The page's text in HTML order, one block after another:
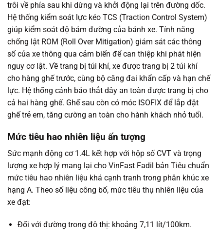
trôi về phía sau khi dừng và khởi động lại trên đường dốc.
Hệ thống kiểm soát lực kéo TCS (Traction Control System)
giúp kiểm soát độ bám đường của bánh xe. Tính năng
chống lật ROM (Roll Over Mitigation) giám sát các thông
số của xe thông qua cảm biến để can thiệp khi phát hiện
nguy cơ lật. Về trang bị túi khí, xe được trang bị 2 túi khí
cho hàng ghế trước, cùng bộ căng đai khẩn cấp và hạn chế
lực. Hệ thống cảnh báo thắt dây an toàn được trang bị cho
cả hai hàng ghế. Ghế sau còn có móc ISOFIX để lắp đặt
ghế trẻ em, tăng cường an toàn cho hành khách nhỏ tuổi.
Mức tiêu hao nhiên liệu ấn tượng
Sức mạnh động cơ 1.4L kết hợp với hộp số CVT và trọng
lượng xe hợp lý mang lại cho VinFast Fadil bản Tiêu chuẩn
mức tiêu hao nhiên liệu khá cạnh tranh trong phân khúc xe
hạng A. Theo số liệu công bố, mức tiêu thụ nhiên liệu của
xe đạt:
Đối với đường trong đô thị: khoảng 7,11 lít/100km.